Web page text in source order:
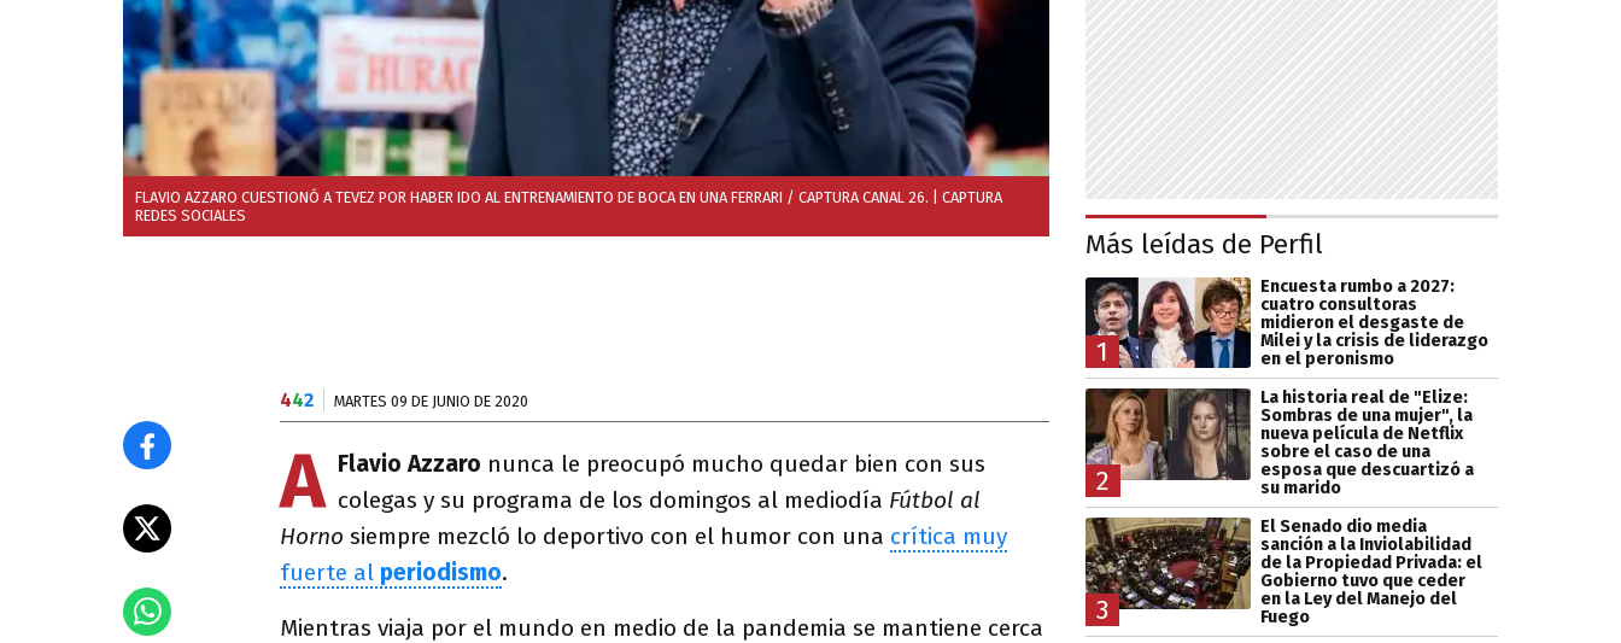
FLAVIO AZZARO CUESTIONÓ A TEVEZ POR HABER IDO AL ENTRENAMIENTO DE BOCA EN UNA FERRARI / CAPTURA CANAL 26. | CAPTURA
REDES SOCIALES
442 MARTES 09 DE JUNIO DE 2020
A Flavio Azzaro nunca le preocupó mucho quedar bien con sus
colegas y su programa de los domingos al mediodía Fútbol al
Horno siempre mezcló lo deportivo con el humor con una crítica muy
fuerte al periodismo.
Mientras viaja por el mundo en medio de la pandemia se mantiene cerca
Más leídas de Perfil
1
Encuesta rumbo a 2027:
cuatro consultoras
midieron el desgaste de
Milei y la crisis de liderazgo
en el peronismo
2
La historia real de "Elize:
Sombras de una mujer", la
nueva película de Netflix
sobre el caso de una
esposa que descuartizó a
su marido
3
El Senado dio media
sanción a la Inviolabilidad
de la Propiedad Privada: el
Gobierno tuvo que ceder
en la Ley del Manejo del
Fuego